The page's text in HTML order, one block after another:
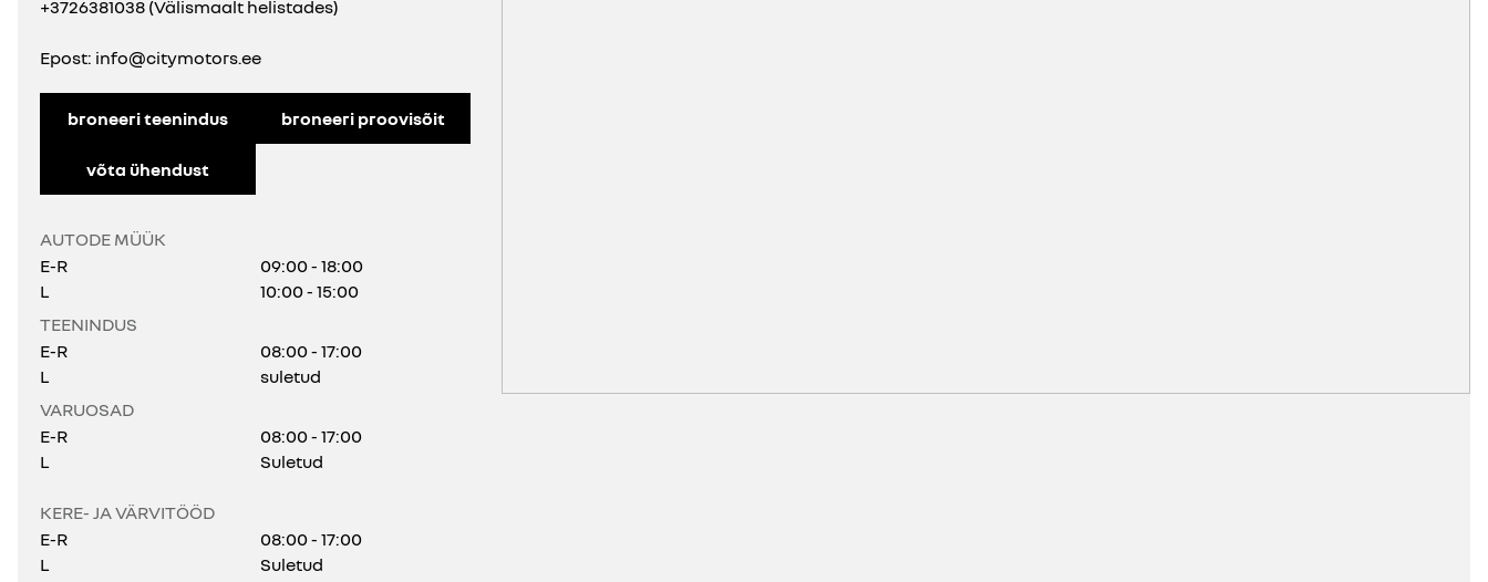
+3726381038 (Välismaalt helistades)
Epost: info@citymotors.ee
broneeri teenindus broneeri proovisõit
võta ühendust
AUTODE MÜÜK
E-R
09:00 - 18:00
L
10:00 - 15:00
TEENINDUS
E-R
08:00 - 17:00
L
suletud
VARUOSAD
E-R
08:00 - 17:00
L
Suletud
KERE- JA VÄRVITÖÖD
E-R
08:00 - 17:00
L
Suletud